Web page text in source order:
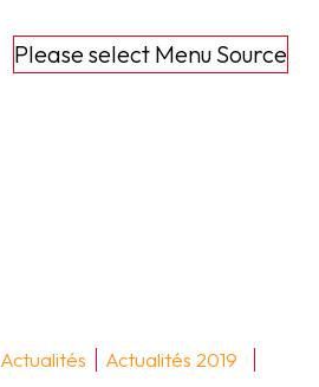
Please select Menu Source
Actualités
Actualités 2019